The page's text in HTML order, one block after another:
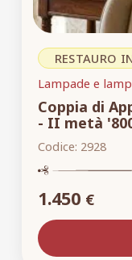
RESTAURO
Lampade e
Coppia di
- II metà
Codice: 2928
1.450 €